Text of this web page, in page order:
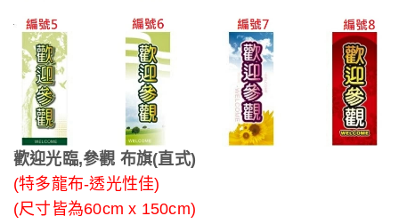
歡迎光臨,參觀 布旗(直式)
(特多龍布-透光性佳)
(尺寸皆為60cm x 150cm)